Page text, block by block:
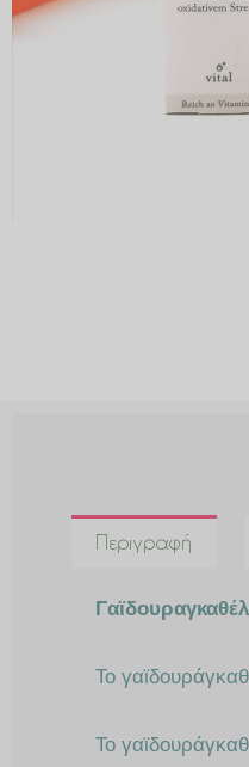
Περιγραφή
Το
Το